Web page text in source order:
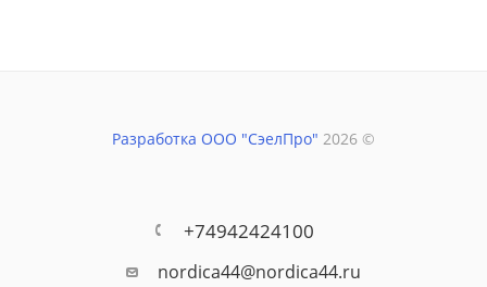
Разработка ООО "СэелПро" 2026 ©
+74942424100
nordica44@nordica44.ru